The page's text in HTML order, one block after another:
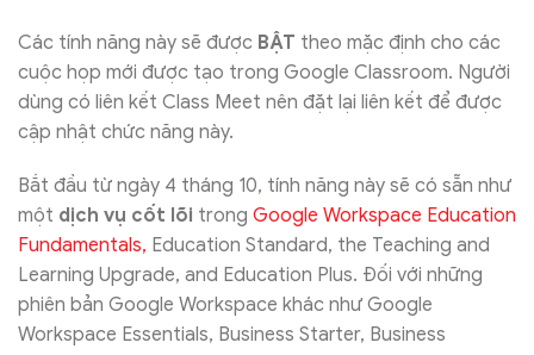
Các tính năng này sẽ được BẬT theo mặc định cho các
cuộc họp mới được tạo trong Google Classroom. Người
dùng có liên kết Class Meet nên đặt lại liên kết để được
cập nhật chức năng này.
Bắt đầu từ ngày 4 tháng 10, tính năng này sẽ có sẵn như
một dịch vụ cốt lõi trong Google Workspace Education
Fundamentals, Education Standard, the Teaching and
Learning Upgrade, and Education Plus. Đối với những
phiên bản Google Workspace khác như Google
Workspace Essentials, Business Starter, Business